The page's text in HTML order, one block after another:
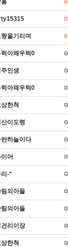
흥
짱을기리며
럭아왜우럭0
주인생
럭아왜우럭0
상한척
산이도령
하늘이다
어
리-*
림의아들
림의아들
리이장
상한척